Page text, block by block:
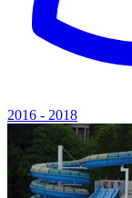
2016 - 2018